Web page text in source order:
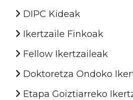
DIPC Kideak
Ikertzaile Finkoak
Fellow Ikertzaileak
Doktoretza Ondoko
Etapa Goiztiarreko